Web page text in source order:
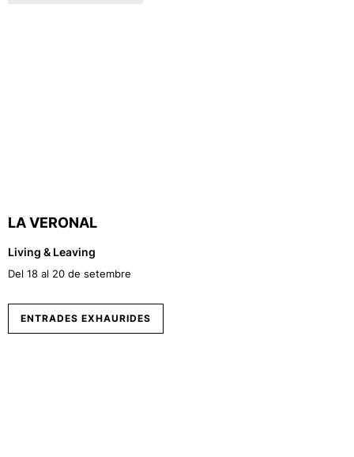
LA VERONAL
Living & Leaving
Del 18 al 20 de setembre
ENTRADES EXHAURIDES